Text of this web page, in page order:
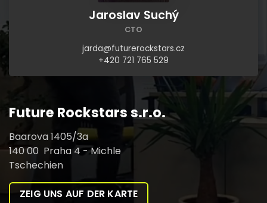
Jaroslav Suchý
CTO
jarda@futurerockstars.cz
+420 721 765 529
Future Rockstars s.r.o.
Baarova 1405/3a
140 00 Praha 4 - Michle
Tschechien
ZEIG UNS AUF DER KARTE